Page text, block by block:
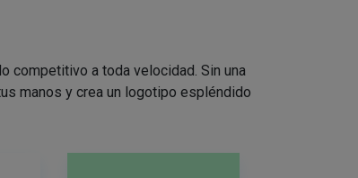
competitivo a toda velocidad. Sin una
manos y crea un logotipo espléndido